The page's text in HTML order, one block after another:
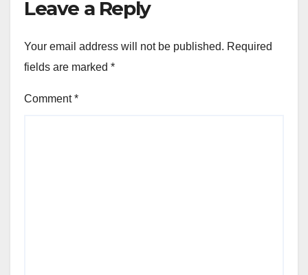
Leave a Reply
Your email address will not be published. Required
fields are marked *
Comment*